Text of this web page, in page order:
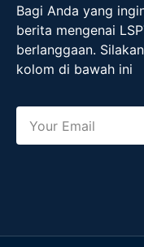
Bagi Anda yang
berita mengenai
berlanggaan.
kolom di bawah ini